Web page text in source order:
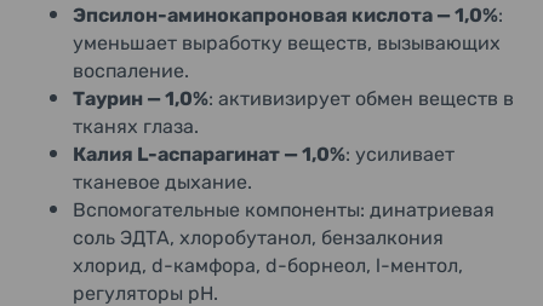
Эпсилон-аминокапроновая кислота — 1,0%:
уменьшает выработку веществ, вызывающих
воспаление.
Таурин — 1,0%: активизирует обмен веществ в
тканях глаза.
Калия L-аспарагинат — 1,0%: усиливает
тканевое дыхание.
Вспомогательные компоненты: динатриевая
соль ЭДТА, хлоробутанол, бензалкония
хлорид, d-камфора, d-борнеол, l-ментол,
регуляторы pH.